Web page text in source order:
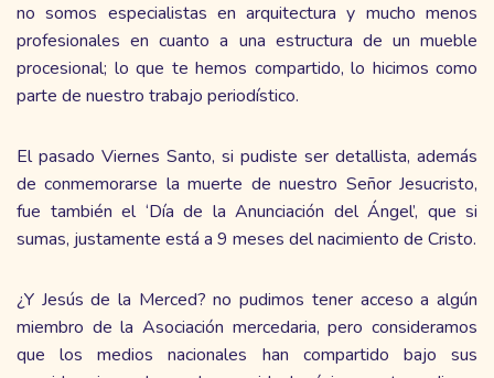
no somos especialistas en arquitectura y mucho menos
profesionales en cuanto a una estructura de un mueble
procesional; lo que te hemos compartido, lo hicimos como
parte de nuestro trabajo periodístico.
El pasado Viernes Santo, si pudiste ser detallista, además
de conmemorarse la muerte de nuestro Señor Jesucristo,
fue también el ‘Día de la Anunciación del Ángel’, que si
sumas, justamente está a 9 meses del nacimiento de Cristo.
¿Y Jesús de la Merced? no pudimos tener acceso a algún
miembro de la Asociación mercedaria, pero consideramos
que los medios nacionales han compartido bajo sus